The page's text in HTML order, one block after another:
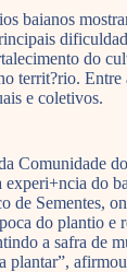
baianos
do
territ?rio. Entre
e coletivos.
Comunidade
do
Sementes,
do plantio e
a safra de
plantar”,